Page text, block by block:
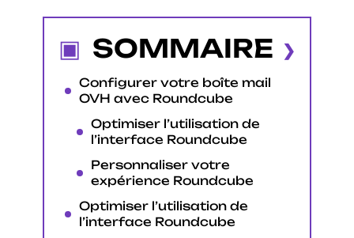
SOMMAIRE
Configurer votre boîte mail
OVH avec Roundcube
Optimiser l’utilisation de
l’interface Roundcube
Personnaliser votre
expérience Roundcube
Optimiser l’utilisation de
l’interface Roundcube